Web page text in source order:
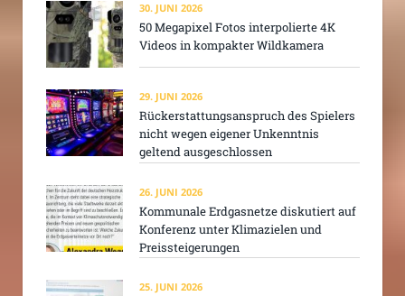
30. JUNI 2026
50 Megapixel Fotos interpolierte 4K
Videos in kompakter Wildkamera
29. JUNI 2026
Rückerstattungsanspruch des Spielers
nicht wegen eigener Unkenntnis
geltend ausgeschlossen
26. JUNI 2026
Kommunale Erdgasnetze diskutiert auf
Konferenz unter Klimazielen und
Preissteigerungen
25. JUNI 2026